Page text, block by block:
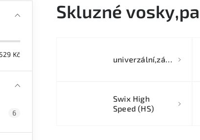
529 Kč
6
Skluzné
univerzální,základové
Swix High
Speed (HS)